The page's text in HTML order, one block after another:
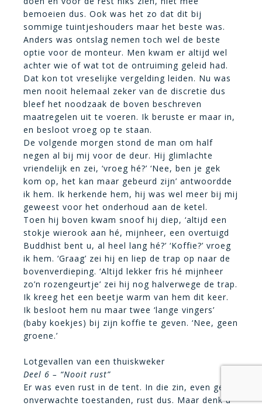
bemoeien dus. Ook was het zo dat dit bij
sommige tuintjeshouders maar het beste was.
Anders was ontslag nemen toch wel de beste
optie voor de monteur. Men kwam er altijd wel
achter wie of wat tot de ontruiming geleid had.
Dat kon tot vreselijke vergelding leiden. Nu was
men nooit helemaal zeker van de discretie dus
bleef het noodzaak de boven beschreven
maatregelen uit te voeren. Ik beruste er maar in,
en besloot vroeg op te staan.
De volgende morgen stond de man om half
negen al bij mij voor de deur. Hij glimlachte
vriendelijk en zei, ‘vroeg hé?’ ‘Nee, ben je gek
kom op, het kan maar gebeurd zijn’ antwoordde
ik hem. Ik herkende hem, hij was wel meer bij mij
geweest voor het onderhoud aan de ketel.
Toen hij boven kwam snoof hij diep, ‘altijd een
stokje wierook aan hé, mijnheer, een overtuigd
Buddhist bent u, al heel lang hé?’ ‘Koffie?’ vroeg
ik hem. ‘Graag’ zei hij en liep de trap op naar de
bovenverdieping. ‘Altijd lekker fris hé mijnheer
zo’n rozengeurtje’ zei hij nog halverwege de trap.
Ik kreeg het een beetje warm van hem dit keer.
Ik besloot hem nu maar twee ‘lange vingers’
(baby koekjes) bij zijn koffie te geven. ‘Nee, geen
groene.’
Lotgevallen van een thuiskweker
Deel 6 – “Nooit rust”
Er was even rust in de tent. In die zin, even geen
onverwachte toestanden, rust dus. Maar denk u